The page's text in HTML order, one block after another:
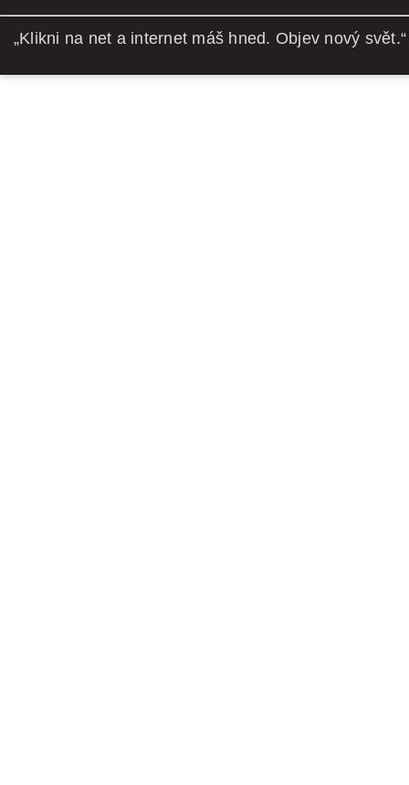
„Klikni na net a internet máš hned. Objev nový svět.“